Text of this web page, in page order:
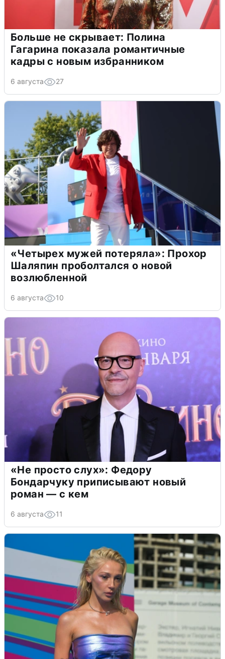
Больше не скрывает: Полина
Гагарина показала романтичные
кадры с новым избранником
6 августа 27
«Четырех мужей потеряла»: Прохор
Шаляпин проболтался о новой
возлюбленной
6 августа 10
«Не просто слух»: Федору
Бондарчуку приписывают новый
роман — с кем
6 августа 11